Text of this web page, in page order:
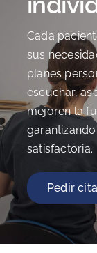
Cada
sus
planes
escuchar,
mejoren la
satisfactoria.
Pedir cita